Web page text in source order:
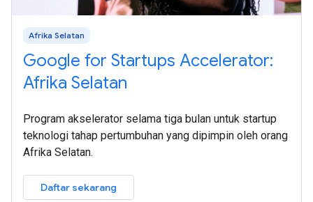
Afrika Selatan
Google for Startups Accelerator:
Afrika Selatan
Program akselerator selama tiga bulan untuk startup
teknologi tahap pertumbuhan yang dipimpin oleh orang
Afrika Selatan.
Daftar sekarang